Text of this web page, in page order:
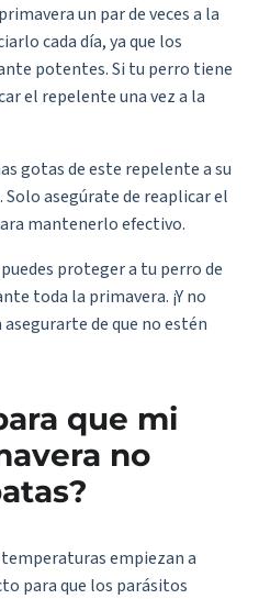
un par de veces a la
cada día, ya que los
potentes. Si tu perro tiene
el repelente una vez a la
gotas de este repelente a su
asegúrate de reaplicar el
mantenerlo efectivo.
proteger a tu perro de
toda la primavera. ¡Y no
de que no estén
que mi
no
empiezan a
para que los parásitos